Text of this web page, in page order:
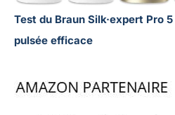
Test du Braun Silk·expert Pro
pulsée efficace